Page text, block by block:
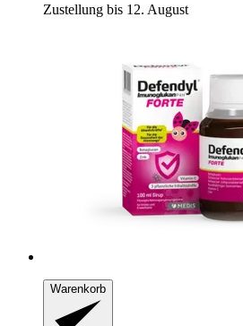
Zustellung bis 12. August
Warenkorb